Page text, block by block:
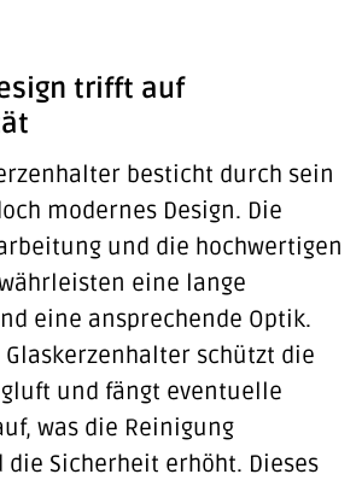
trifft auf
besticht durch sein
modernes Design. Die
und die hochwertigen
eine lange
eine ansprechende Optik.
schützt die
und fängt eventuelle
was die Reinigung
Sicherheit erhöht. Dieses